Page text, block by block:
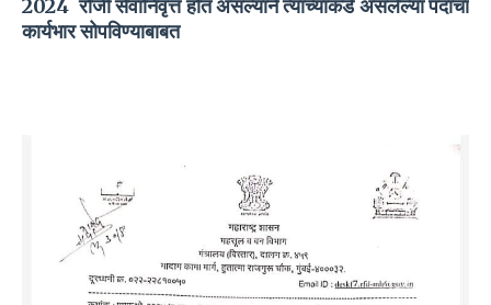
2024 रोजी सेवानिवृत्त होत असल्याने त्यांच्याकडे असलेल्या पदांचा
कार्यभार सोपविण्याबाबत